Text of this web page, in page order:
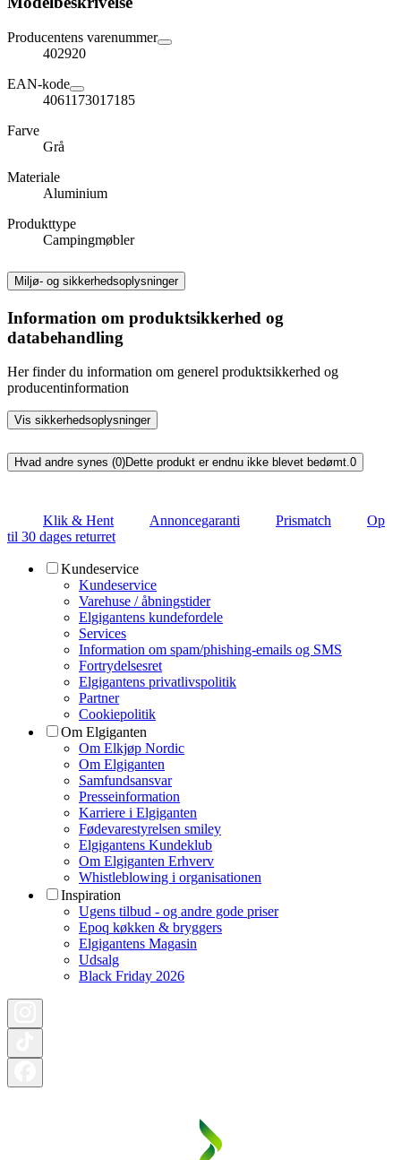
Producentens varenummer
402920
EAN-kode
4061173017185
Farve
Grå
Materiale
Aluminium
Produkttype
Campingmøbler
Miljø- og sikkerhedsoplysninger
Information om produktsikkerhed og
databehandling
Her finder du information om generel produktsikkerhed og
producentinformation
Vis sikkerhedsoplysninger
Hvad andre synes (0)Dette produkt er endnu ikke blevet bedømt.0
Klik & Hent Annoncegaranti Prismatch
Op
til 30 dages returret
Kundeservice
Kundeservice
Varehuse / åbningstider
Elgigantens kundefordele
Services
Information om spam/phishing-emails og SMS
Fortrydelsesret
Elgigantens privatlivspolitik
Partner
Cookiepolitik
Om Elgiganten
Om Elkjøp Nordic
Om Elgiganten
Samfundsansvar
Presseinformation
Karriere i Elgiganten
Fødevarestyrelsen smiley
Elgigantens Kundeklub
Om Elgiganten Erhverv
Whistleblowing i organisationen
Inspiration
Ugens tilbud - og andre gode priser
Epoq køkken & bryggers
Elgigantens Magasin
Udsalg
Black Friday 2026